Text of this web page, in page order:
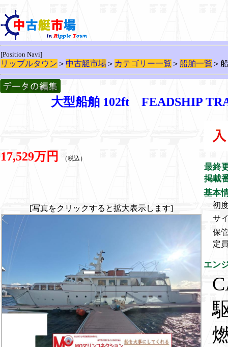
[Position Navi]
リップルタウン ＞ 中古艇市場 ＞ カテゴリー一覧 ＞ 船舶一覧 ＞
大型船舶 102ft FEADSHIP
17,529万円 （税込）
最終
掲載
基本
初
サ
保
定
エン
[写真をクリックすると拡大表示します]